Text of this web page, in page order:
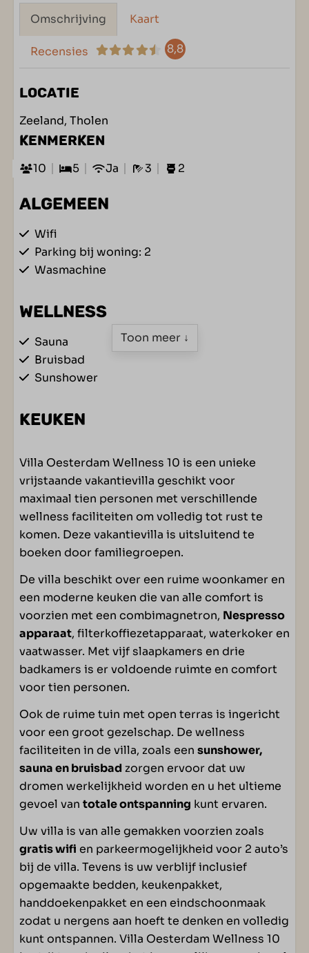
Omschrijving Kaart
Recensies 8,8
LOCATIE
Zeeland, Tholen
KENMERKEN
10 5 Ja 3 2
ALGEMEEN
Wifi
Parking bij woning: 2
Wasmachine
WELLNESS
Sauna
Bruisbad
Sunshower
KEUKEN
Filterkoffiezetapparaat
Koken op gas
Nespresso apparaat
Vaatwasser
Waterkoker
SLAAPKAMER
Eénpersoonsbed(den): 10
Boxspringbedden
Slaapkamer(s) op verdieping: 4
WOONRUIMTE
Televisie
SANITAIR
Apart toilet beneden: 1
Badkamer(s) beneden: 1
Badkamer(s) boven: 2
BUITEN
Open terras
Tuin
Tuinmeubilair
Toon meer ↓
Villa Oesterdam Wellness 10 is een unieke
vrijstaande vakantievilla geschikt voor
maximaal tien personen met verschillende
wellness faciliteiten om volledig tot rust te
komen. Deze vakantievilla is uitsluitend te
boeken door familiegroepen.
De villa beschikt over een ruime woonkamer en
een moderne keuken die van alle comfort is
voorzien met een combimagnetron, Nespresso
apparaat, filterkoffiezetapparaat, waterkoker en
vaatwasser. Met vijf slaapkamers en drie
badkamers is er voldoende ruimte en comfort
voor tien personen.
Ook de ruime tuin met open terras is ingericht
voor een groot gezelschap. De wellness
faciliteiten in de villa, zoals een sunshower,
sauna en bruisbad zorgen ervoor dat uw
dromen werkelijkheid worden en u het ultieme
gevoel van totale ontspanning kunt ervaren.
Uw villa is van alle gemakken voorzien zoals
gratis wifi en parkeermogelijkheid voor 2 auto’s
bij de villa. Tevens is uw verblijf inclusief
opgemaakte bedden, keukenpakket,
handdoekenpakket en een eindschoonmaak
zodat u nergens aan hoeft te denken en volledig
kunt ontspannen. Villa Oesterdam Wellness 10